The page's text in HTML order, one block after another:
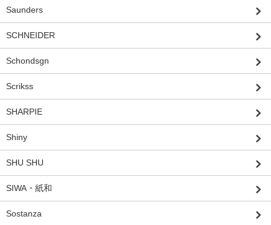
Saunders
SCHNEIDER
Schondsgn
Scrikss
SHARPIE
Shiny
SHU SHU
SIWA・紙和
Sostanza